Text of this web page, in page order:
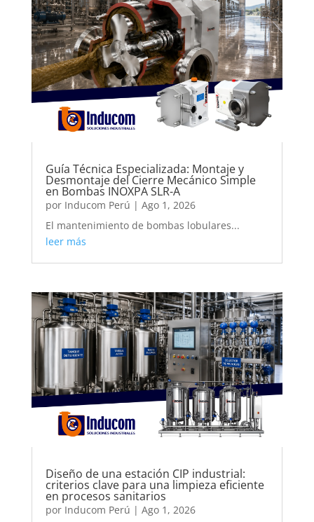
Guía Técnica Especializada: Montaje y
Desmontaje del Cierre Mecánico Simple
en Bombas INOXPA SLR-A
por Inducom Perú | Ago 1, 2026
El mantenimiento de bombas lobulares...
leer más
Diseño de una estación CIP industrial:
criterios clave para una limpieza eficiente
en procesos sanitarios
por Inducom Perú | Ago 1, 2026